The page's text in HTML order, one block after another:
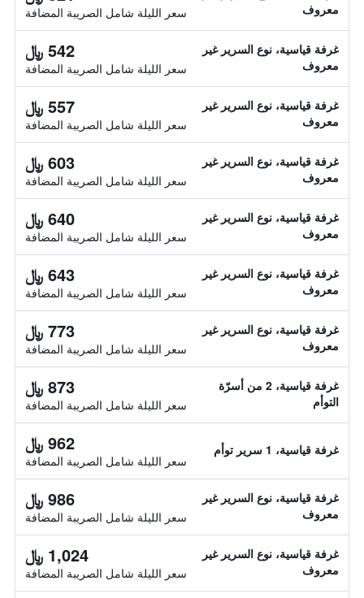
معروف
سعر الليلة شامل الصريبة المضافة
غرفة قياسية، نوع السرير غير
معروف
542 ﷼
سعر الليلة شامل الصريبة المضافة
غرفة قياسية، نوع السرير غير
معروف
557 ﷼
سعر الليلة شامل الصريبة المضافة
غرفة قياسية، نوع السرير غير
معروف
603 ﷼
سعر الليلة شامل الصريبة المضافة
غرفة قياسية، نوع السرير غير
معروف
640 ﷼
سعر الليلة شامل الصريبة المضافة
غرفة قياسية، نوع السرير غير
معروف
643 ﷼
سعر الليلة شامل الصريبة المضافة
غرفة قياسية، نوع السرير غير
معروف
773 ﷼
سعر الليلة شامل الصريبة المضافة
غرفة قياسية، 2 من أسرّة
التوأم
873 ﷼
سعر الليلة شامل الصريبة المضافة
غرفة قياسية، 1 سرير توأم 962 ﷼
سعر الليلة شامل الصريبة المضافة
غرفة قياسية، نوع السرير غير
معروف
986 ﷼
سعر الليلة شامل الصريبة المضافة
غرفة قياسية، نوع السرير غير
معروف
1,024 ﷼
سعر الليلة شامل الصريبة المضافة